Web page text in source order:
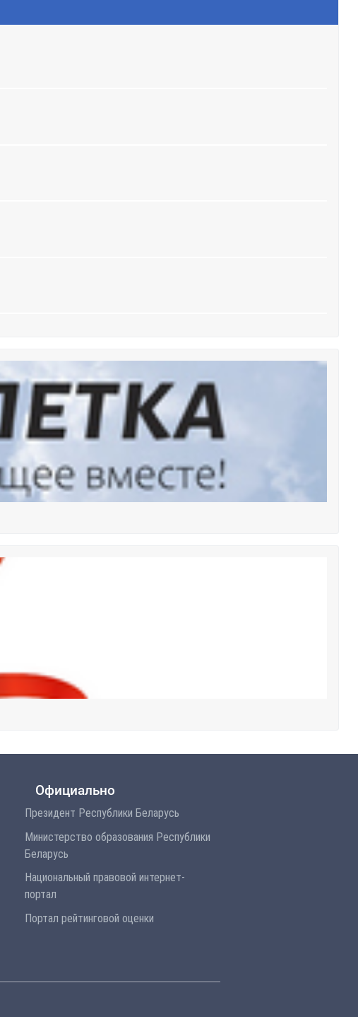
Официально
Президент Республики Беларусь
Министерство образования Республики
Беларусь
Национальный правовой интернет-
портал
Портал рейтинговой оценки